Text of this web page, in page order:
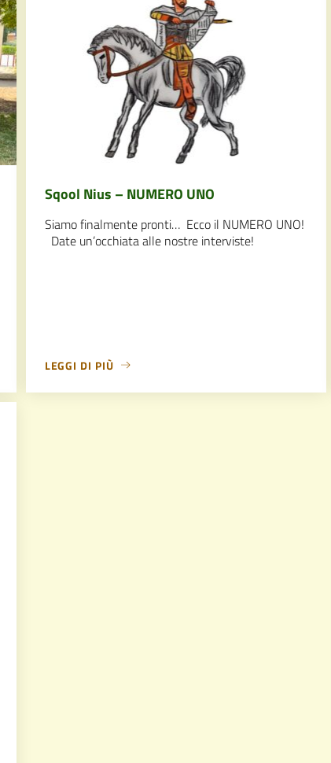
Sqool Nius – NUMERO UNO
Siamo finalmente pronti… Ecco il NUMERO UNO!
Date un’occhiata alle nostre interviste!
LEGGI DI PIÙ